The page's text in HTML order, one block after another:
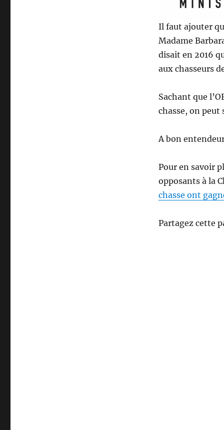
Il faut ajouter
Madame
disait en 2016
aux chasseurs
Sachant que
chasse, on peut
A bon
Pour en savoir
opposants à la
chasse ont
Partagez cette